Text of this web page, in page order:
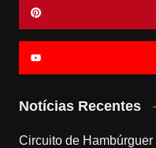
Notícias Recentes
Circuito de